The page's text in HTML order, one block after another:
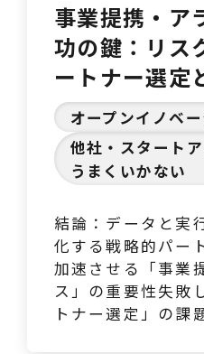
事業提携・ア
功の鍵：リス
ートナー選定
オープンイノベ
他社・スタート
うまくいかない
結論：データと実
化する戦略的パー
加速させる「事業
ス」の重要性失敗
トナー選定」の課